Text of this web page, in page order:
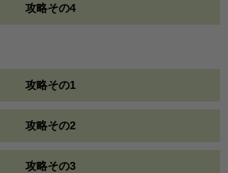
攻略その4
攻略その1
攻略その2
攻略その3